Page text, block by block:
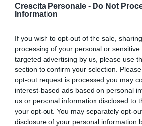
Crescita Personale - Do Not
Information
If you wish to opt-out of the sale,
processing of your personal or
targeted advertising by us, please use
section to confirm your selection.
opt-out request is processed you may
interest-based ads based on personal
us or personal information disclosed to
your opt-out. You may separately opt-
disclosure of your personal information
rivelarsi util...
Ciclotimia, cos'è e come
AMORE
Liberarsi dall'ossessione
persona